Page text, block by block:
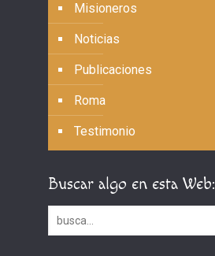
Misioneros
Noticias
Publicaciones
Roma
Testimonio
Buscar algo en esta Web: